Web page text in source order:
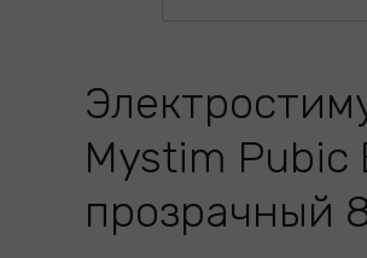
Mystim Pubic
прозрачный